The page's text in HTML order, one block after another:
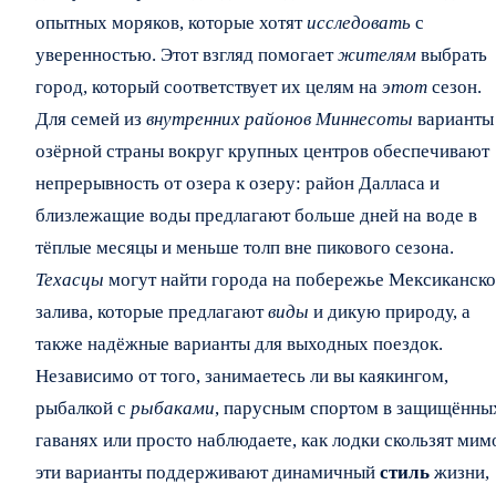
опытных моряков, которые хотятисследовать с
уверенностью. Этот взгляд помогаетжителям выбрать
город, который соответствует их целям на этот сезон.
Для семей из внутренних районов Миннесоты варианты
озёрной страны вокруг крупных центров обеспечивают
непрерывность от озера к озеру: район Далласа и
близлежащие воды предлагают больше дней на воде в
тёплые месяцы и меньше толп вне пикового сезона.
Техасцы могут найти города на побережье
залива, которые предлагаютвиды и дикую природу, а
также надёжные варианты для выходных поездок.
Независимо от того, занимаетесь ли вы каякингом,
рыбалкой с рыбаками, парусным спортом в
гаванях или просто наблюдаете, как лодки скользят
эти варианты поддерживают динамичный стиль жизни,